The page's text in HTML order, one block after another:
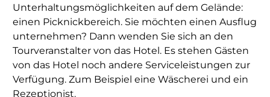
Unterhaltungsmöglichkeiten auf dem Gelände:
einen Picknickbereich. Sie möchten einen Ausflug
unternehmen? Dann wenden Sie sich an den
Tourveranstalter von das Hotel. Es stehen Gästen
von das Hotel noch andere Serviceleistungen zur
Verfügung. Zum Beispiel eine Wäscherei und ein
Rezeptionist.